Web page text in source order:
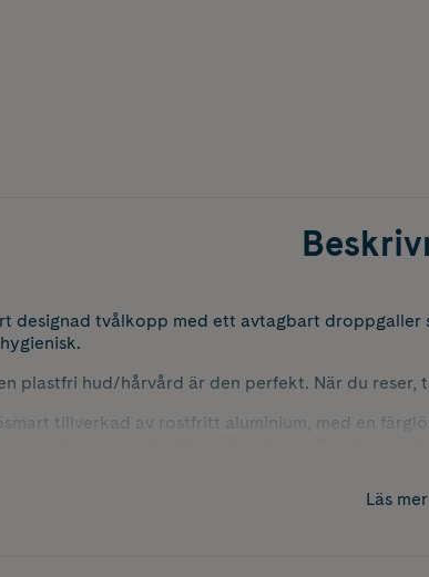
designad tvålkopp med ett avtagbart
plastfri hud/hårvård är den perfekt. När du reser,
tillverkad av rostfritt aluminium, med en
Läs mer